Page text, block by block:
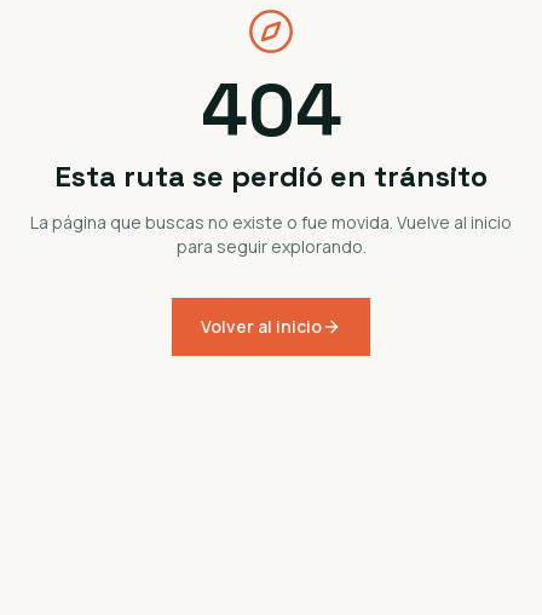
404
Esta ruta se perdió en tránsito
La página que buscas no existe o fue movida. Vuelve al inicio
para seguir explorando.
Volver al inicio